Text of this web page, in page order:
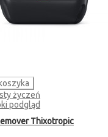
życzeń
podgląd
Thixotropic